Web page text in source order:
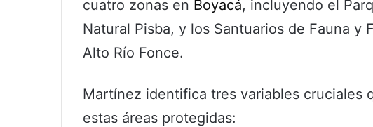
cuatro zonas en Boyacá, incluyendo el
Natural Pisba, y los Santuarios de Fauna y
Alto Río Fonce.
Martínez identifica tres variables cruciales
estas áreas protegidas: